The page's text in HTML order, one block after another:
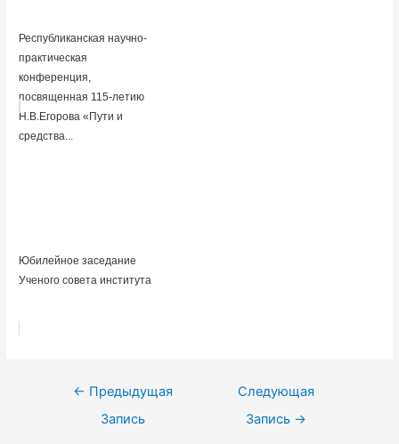
Республиканская научно-
практическая
конференция,
посвященная 115-летию
Н.В.Егорова «Пути и
средства...
Юбилейное заседание
Ученого совета института
Навигация
← Предыдущая
Запись
Следующая
Запись →